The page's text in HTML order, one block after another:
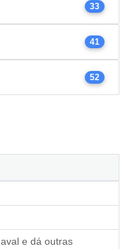
33
41
52
e dá outras